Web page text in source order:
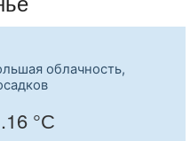
облачность,
°С